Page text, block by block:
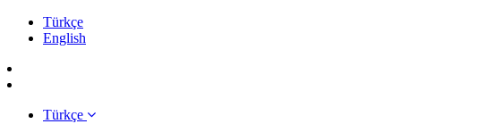
Türkçe
English
Türkçe